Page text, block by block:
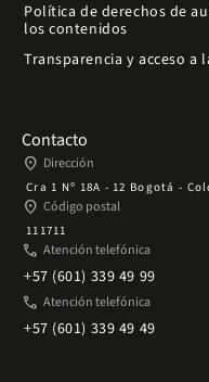
Política de derechos de
los contenidos
Transparencia y acceso
Contacto
place Dirección
Cra 1 Nº 18A - 12 Bogotá -
place Código postal
111711
phone Atención telefónica
+57 (601) 339 49 99
phone Atención telefónica
+57 (601) 339 49 49